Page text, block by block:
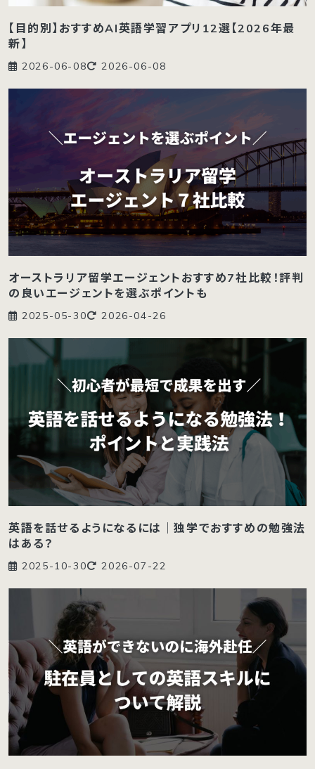
【目的別】おすすめAI英語学習アプリ12選【2026年最
新】
2026-06-08 2026-06-08
オーストラリア留学エージェントおすすめ7社比較！評判
の良いエージェントを選ぶポイントも
2025-05-30 2026-04-26
英語を話せるようになるには｜独学でおすすめの勉強法
はある？
2025-10-30 2026-07-22